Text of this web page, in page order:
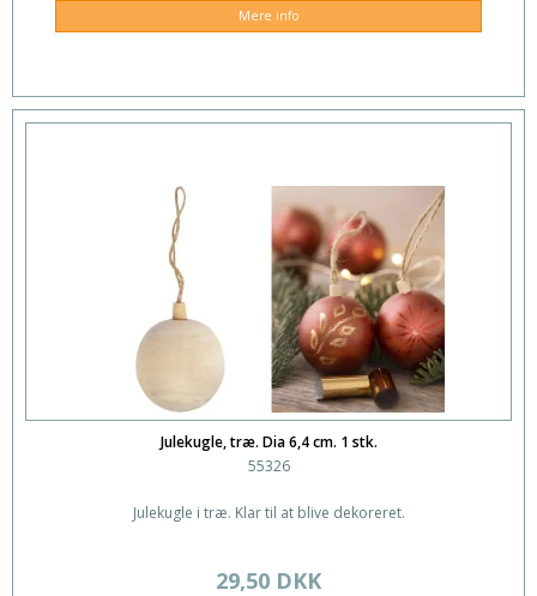
Mere info
Julekugle, træ. Dia 6,4 cm. 1 stk.
55326
Julekugle i træ. Klar til at blive dekoreret.
29,50 DKK